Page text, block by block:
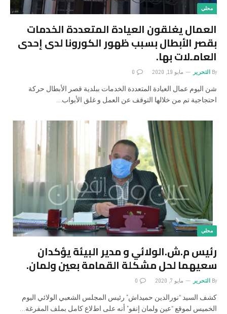
محلي
العمال يغلقون العيادة المتعددة الخدمات
بقصر اﻷبطال بسبب ظهور الكورونا لدى إحدى
العامـﻻت بها.
By التحرير مايو 19, 2020 0
شن اليوم عمال العيادة المتعددة الخدمات ببلدية قصر اﻷبطال حركة
احتجاجية تم من خلالها التوقف عن العمل و غلق اﻷبواب…
محلي
رئيس م.ش.الوﻻئي و مدير البيئة يؤكدان
سعيهما لحل مشكلة القمامة بعين ولمان.
By التحرير مايو 7, 2020 0
كشف السيد “نورالدين حميداش” رئيس المجلس الشعبي الوﻻئي اليوم
الخميس لموقع “عين ولمان إنفو” أنه على اطﻻع كامل بملف المفرغة…